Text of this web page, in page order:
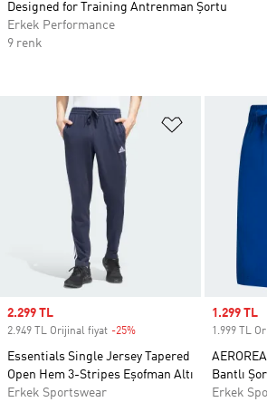
Favori
Sale price
2.299 TL
2.949 TL Orijinal fiyat -25%
Essentials Single Jersey Tapered
Open Hem 3-Stripes Eşofman Altı
Erkek Sportswear
Sale price
1.299 TL
1.999 TL
Bantlı
Erkek
Designed for Training Antrenman Şortu
Erkek Performance
9 renk